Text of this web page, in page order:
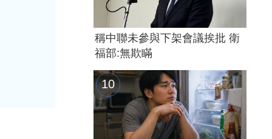
稱中聯未參與下架會議挨批 衛
福部:無欺瞞